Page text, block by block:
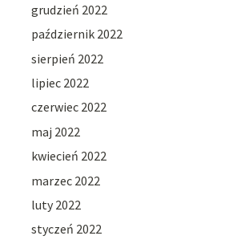
grudzień 2022
październik 2022
sierpień 2022
lipiec 2022
czerwiec 2022
maj 2022
kwiecień 2022
marzec 2022
luty 2022
styczeń 2022